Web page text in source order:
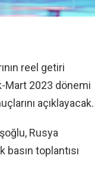
reel getiri
Mart 2023 dönemi
açıklayacak.
Rusya
basın toplantısı